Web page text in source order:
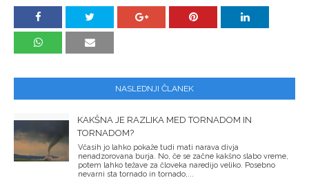
NASLEDNJI ČLANEK
KAKŠNA JE RAZLIKA MED TORNADOM IN
TORNADOM?
Včasih jo lahko pokaže tudi mati narava divja
nenadzorovana burja. No, če se začne kakšno slabo vreme,
potem lahko težave za človeka naredijo veliko. Posebno
nevarni sta tornado in tornado,...